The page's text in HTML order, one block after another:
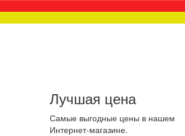
Лучшая цена
Самые выгодные цены в нашем
Интернет-магазине.